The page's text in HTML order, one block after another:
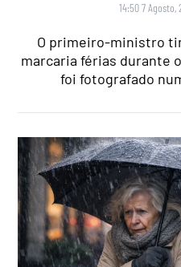
14:50 7 Agosto,
O primeiro-ministro
marcaria férias durante
foi fotografado